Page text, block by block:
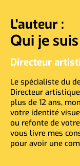
L'auteur :
Qui je
Directeur
Le spécialiste du
Directeur
plus de 12 ans,
votre identité
ou refonte de
vous livre mes
pour avoir une